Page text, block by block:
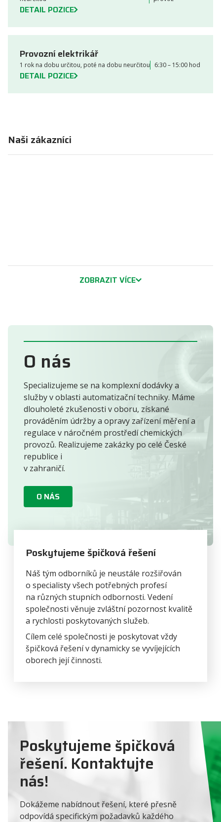
DETAIL POZICE
Provozní elektrikář
1 rok na dobu určitou, poté na dobu neurčitou 6:30 – 15:00 hod
DETAIL POZICE
Naši zákazníci
ZOBRAZIT VÍCE
O nás
Specializujeme se na komplexní dodávky a
služby v oblasti automatizační techniky. Máme
dlouholeté zkušenosti v oboru, získané
prováděním údržby a opravy zařízení měření a
regulace v náročném prostředí chemických
provozů. Realizujeme zakázky po celé České
republice i
v zahraničí.
O NÁS
Poskytujeme špičková řešení
Náš tým odborníků je neustále rozšiřován
o specialisty všech potřebných profesí
na různých stupních odbornosti. Vedení
společnosti věnuje zvláštní pozornost kvalitě
a rychlosti poskytovaných služeb.
Cílem celé společnosti je poskytovat vždy
špičková řešení v dynamicky se vyvíjejících
oborech její činnosti.
Poskytujeme špičková
řešení. Kontaktujte
nás!
Dokážeme nabídnout řešení, které přesně
odpovídá specifickým požadavků každého